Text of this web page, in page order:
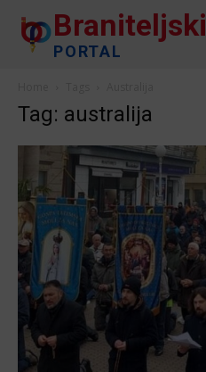
Braniteljski
PORTAL
Tag: australija